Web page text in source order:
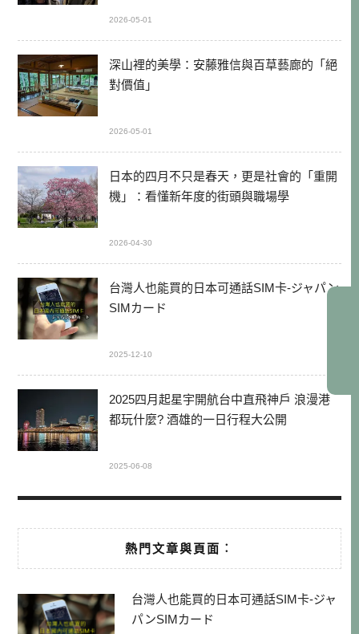
2026-05-01
深山裡的美學：安藤雅信與百草藝廊的「絕
對價值」
2026-05-01
日本的四月不只是春天，更是社會的「重開
機」：看懂新年度的街頭與職場學
2026-04-30
台灣人也能買的日本可通話SIM卡-ジャパン
SIMカード
2025-12-10
2025四月起星宇開航台中直飛神戶 浪漫港
都玩什麼? 酒雄的一日行程大公開
2025-06-08
熱門文章與頁面︰
台灣人也能買的日本可通話SIM卡-ジャ
パンSIMカード